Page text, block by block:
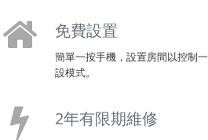
免費設置
簡單一按手機，設置房間以控制
設模式。
2年有限期維修